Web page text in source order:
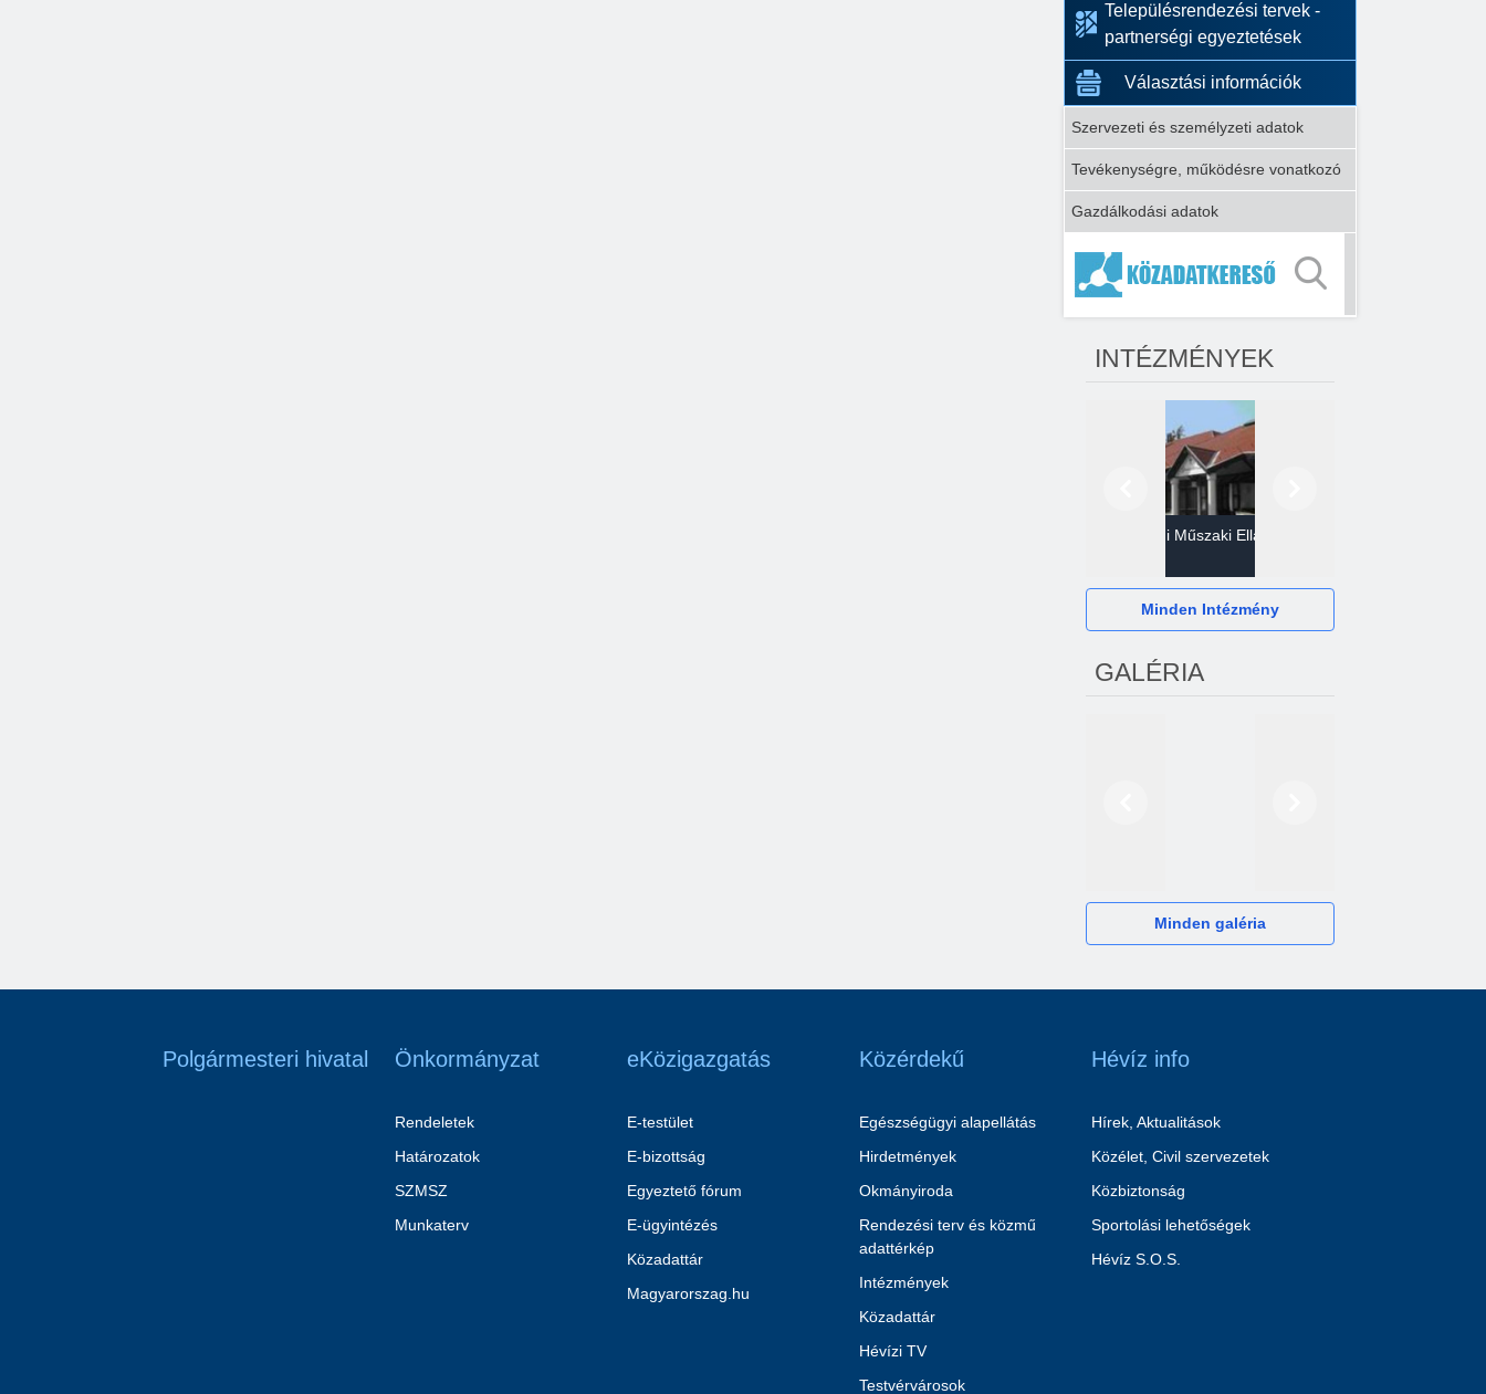
Településrendezési tervek -
partnerségi egyeztetések
Választási információk
Szervezeti és személyzeti adatok
Tevékenységre, működésre vonatkozó
Gazdálkodási adatok
INTÉZMÉNYEK
Gazdasági Műszaki Ellátó
Minden Intézmény
GALÉRIA
Minden galéria
Polgármesteri hivatal Önkormányzat
Rendeletek
Határozatok
SZMSZ
Munkaterv
eKözigazgatás
E-testület
E-bizottság
Egyeztető fórum
E-ügyintézés
Közadattár
Magyarorszag.hu
Közérdekű
Egészségügyi alapellátás
Hirdetmények
Okmányiroda
Rendezési terv és közmű
adattérkép
Intézmények
Közadattár
Hévízi TV
Testvérvárosok
Hévíz info
Hírek, Aktualitások
Közélet, Civil szervezetek
Közbiztonság
Sportolási lehetőségek
Hévíz S.O.S.